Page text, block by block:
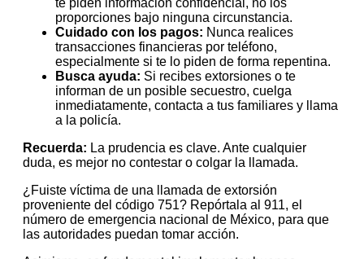
proporciones bajo ninguna circunstancia.
Cuidado con los pagos: Nunca realices
transacciones financieras por teléfono,
especialmente si te lo piden de forma repentina.
Busca ayuda: Si recibes extorsiones o te
informan de un posible secuestro, cuelga
inmediatamente, contacta a tus familiares y llama
a la policía.
Recuerda: La prudencia es clave. Ante cualquier
duda, es mejor no contestar o colgar la llamada.
¿Fuiste víctima de una llamada de extorsión
proveniente del código 751? Repórtala al 911, el
número de emergencia nacional de México, para que
las autoridades puedan tomar acción.